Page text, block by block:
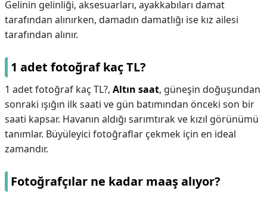
Gelinin gelinliği, aksesuarları, ayakkabıları damat
tarafından alınırken, damadın damatlığı ise kız ailesi
tarafından alınır.
1 adet fotoğraf kaç TL?
1 adet fotoğraf kaç TL?, Altın saat, güneşin doğuşundan
sonraki ışığın ilk saati ve gün batımından önceki son bir
saati kapsar. Havanın aldığı sarımtırak ve kızıl görünümü
tanımlar. Büyüleyici fotoğraflar çekmek için en ideal
zamandır.
Fotoğrafçılar ne kadar maaş alıyor?